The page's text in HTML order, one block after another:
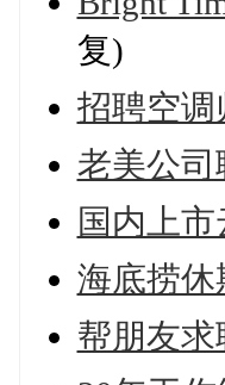
复)
招聘空调
老美公司
国内上
海底捞休
帮朋友